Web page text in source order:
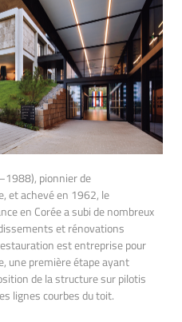
pionnier de
et achevé en 1962, le
en Corée a subi de nombreux
et rénovations
est entreprise pour
une première étape ayant
de la structure sur pilotis
lignes courbes du toit.